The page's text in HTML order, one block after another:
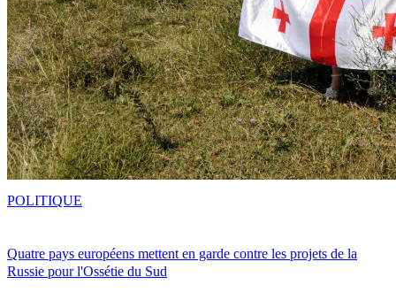
Quatre pays européens mettent en garde contre les projets de la
Russie pour l'Ossétie du Sud
POLITIQUE